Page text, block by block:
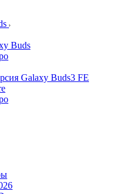
Buds
Galaxy Buds3 FE